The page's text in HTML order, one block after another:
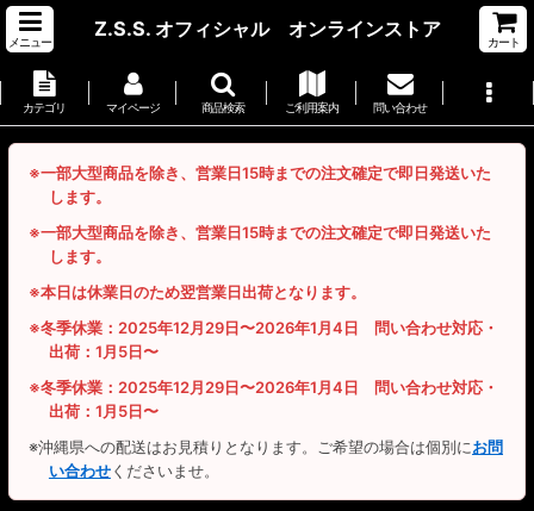
メニュー
Z.S.S. オフィシャル オンラインストア
カート
カテゴリ マイページ 商品検索 ご利用案内 問い合わせ
※一部大型商品を除き、営業日15時までの注文確定で即日発送いた
します。
※一部大型商品を除き、営業日15時までの注文確定で即日発送いた
します。
※本日は休業日のため翌営業日出荷となります。
※冬季休業：2025年12月29日〜2026年1月4日 問い合わせ対応・
出荷：1月5日〜
※冬季休業：2025年12月29日〜2026年1月4日 問い合わせ対応・
出荷：1月5日〜
※沖縄県への配送はお見積りとなります。ご希望の場合は個別にお問
い合わせくださいませ。